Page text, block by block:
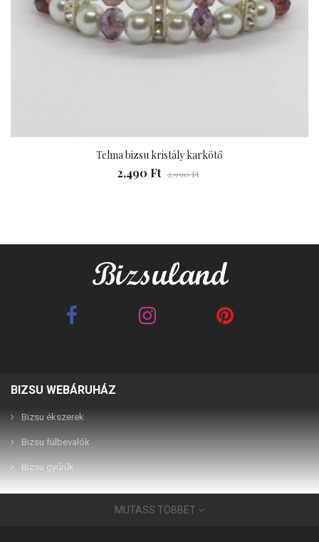
Telma bizsu kristály karkötő
2,490 Ft 2,990 Ft
Best Friends barna 2in1
2,990 Ft
BIZSU WEBÁRUHÁZ
Bizsu ékszerek
Bizsu fülbevalók
Bizsu gyűrűk
Bizsu karkötők
MUTASS TÖBBET